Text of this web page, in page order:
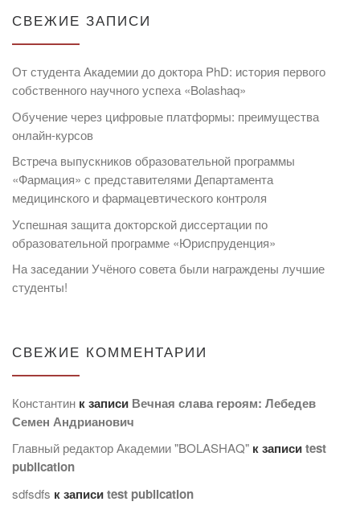
СВЕЖИЕ ЗАПИСИ
От студента Академии до доктора PhD: история первого
собственного научного успеха «Bolashaq»
Обучение через цифровые платформы: преимущества
онлайн-курсов
Встреча выпускников образовательной программы
«Фармация» с представителями Департамента
медицинского и фармацевтического контроля
Успешная защита докторской диссертации по
образовательной программе «Юриспруденция»
На заседании Учёного совета были награждены лучшие
студенты!
СВЕЖИЕ КОММЕНТАРИИ
Константин к записи Вечная слава героям: Лебедев
Семен Андрианович
Главный редактор Академии "BOLASHAQ" к записиtest
publication
sdfsdfs к записиtest publication